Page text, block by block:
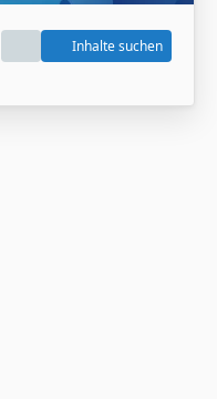
Inhalte suchen